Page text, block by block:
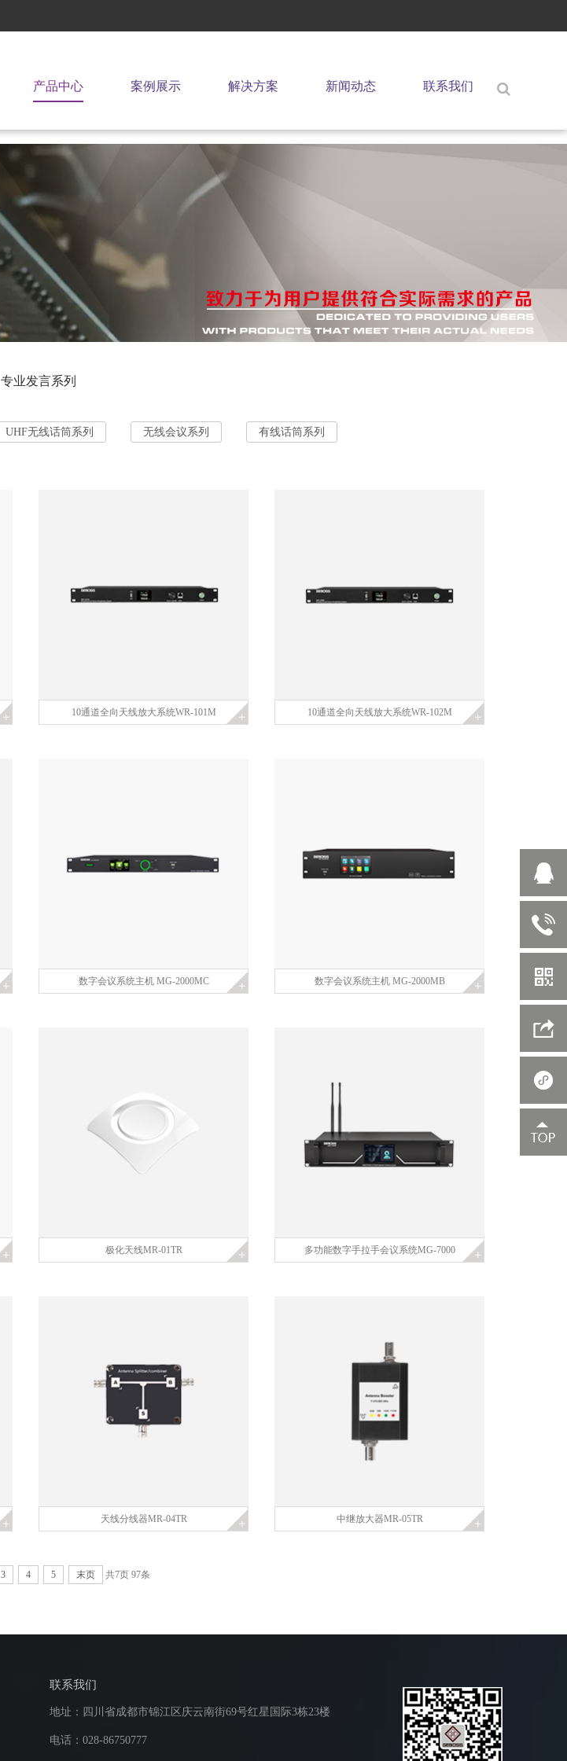
产品中心 案例展示 解决方案 新闻动态 联系我们
专业发言系列
UHF无线话筒系列 无线会议系列 有线话筒系列
10通道全向天线放大系统WR-101M 10通道全向天线放大系统WR-102M
数字会议系统主机 MG-2000MC 数字会议系统主机 MG-2000MB
极化天线MR-01TR 多功能数字手拉手会议系统MG-7000
天线分线器MR-04TR 中继放大器MR-05TR
3 4 5 末页 共7页97条
联系我们
地址：四川省成都市锦江区庆云南街69号红星国际3栋23楼
电话：028-86750777